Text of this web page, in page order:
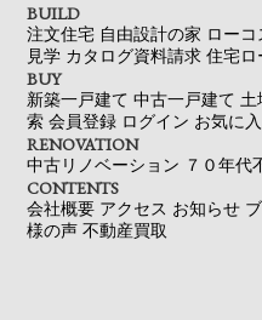
BUILD
注文住宅 自由設計の家 ローコ
見学 カタログ資料請求 住宅ロ
BUY
新築一戸建て 中古一戸建て 土
索 会員登録 ログイン お気に
RENOVATION
中古リノベーション ７０年代
CONTENTS
会社概要 アクセス お知らせ
様の声 不動産買取